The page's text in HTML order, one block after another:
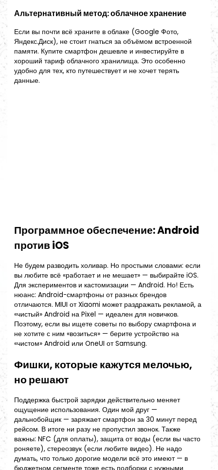
Альтернативный метод: облачное хранение
Если вы почти всё храните в облаке (Google Фото,
Яндекс.Диск), не стоит гнаться за объёмом встроенной
памяти. Купите смартфон дешевле и инвестируйте в
хороший тариф облачного хранилища. Это особенно
удобно для тех, кто путешествует и не хочет терять
данные.
Программное обеспечение: Android
против iOS
Не будем разводить холивар. Но простыми словами: если
вы любите всё «работает и не мешает» — выбирайте iOS.
Для экспериментов и кастомизации — Android. Но! Есть
нюанс: Android-смартфоны от разных брендов
отличаются. MIUI от Xiaomi может раздражать рекламой, а
«чистый» Android на Pixel — идеален для новичков.
Поэтому, если вы ищете советы по выбору смартфона и
не хотите с ним «возиться» — берите устройство на
«чистом» Android или OneUI от Samsung.
Фишки, которые кажутся мелочью,
но решают
Поддержка быстрой зарядки действительно меняет
ощущение использования. Один мой друг —
дальнобойщик — заряжает смартфон за 30 минут перед
рейсом. В итоге ни разу не пропустил звонок. Также
важны: NFC (для оплаты), защита от воды (если вы часто
роняете), стереозвук (если любите видео). Не надо
думать, что только дорогие модели всё это имеют — в